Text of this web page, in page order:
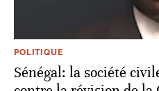
POLITIQUE
Sénégal: la société